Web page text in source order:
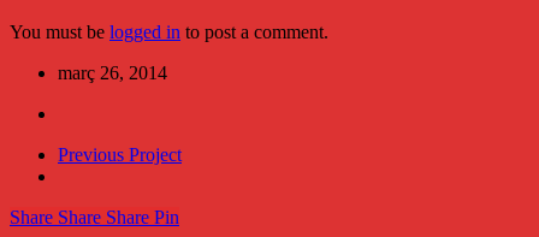
You must be logged in to post a comment.
març 26, 2014
Previous Project
Share
Share Share Share Pin